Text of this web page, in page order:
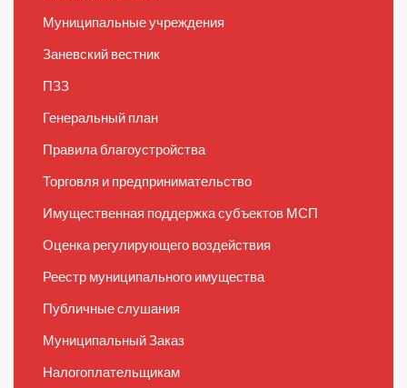
Муниципальные учреждения
Заневский вестник
ПЗЗ
Генеральный план
Правила благоустройства
Торговля и предпринимательство
Имущественная поддержка субъектов МСП
Оценка регулирующего воздействия
Реестр муниципального имущества
Публичные слушания
Муниципальный Заказ
Налогоплательщикам